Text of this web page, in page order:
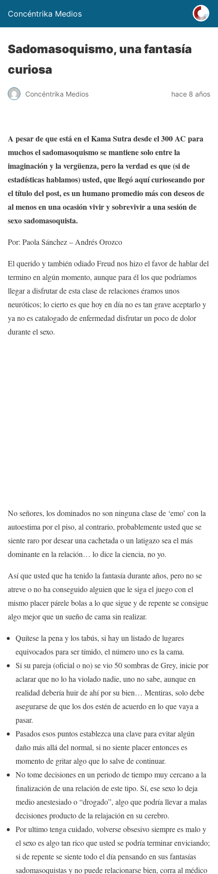
Concéntrika Medios
Sadomasoquismo, una fantasía
curiosa
Concéntrika Medios hace 8 años
A pesar de que está en el Kama Sutra desde el 300 AC para
muchos el sadomasoquismo se mantiene solo entre la
imaginación y la vergüenza, pero la verdad es que (si de
estadísticas hablamos) usted, que llegó aquí curioseando por
el título del post, es un humano promedio más con deseos de
al menos en una ocasión vivir y sobrevivir a una sesión de
sexo sadomasoquista.
Por: Paola Sánchez – Andrés Orozco
El querido y también odiado Freud nos hizo el favor de hablar del
termino en algún momento, aunque para él los que podríamos
llegar a disfrutar de esta clase de relaciones éramos unos
neuróticos; lo cierto es que hoy en día no es tan grave aceptarlo y
ya no es catalogado de enfermedad disfrutar un poco de dolor
durante el sexo.
No señores, los dominados no son ninguna clase de ‘emo’ con la
autoestima por el piso, al contrario, probablemente usted que se
siente raro por desear una cachetada o un latigazo sea el más
dominante en la relación… lo dice la ciencia, no yo.
Así que usted que ha tenido la fantasía durante años, pero no se
atreve o no ha conseguido alguien que le siga el juego con el
mismo placer párele bolas a lo que sigue y de repente se consigue
algo mejor que un sueño de cama sin realizar.
Quítese la pena y los tabús, si hay un listado de lugares
equivocados para ser tímido, el número uno es la cama.
Si su pareja (oficial o no) se vio 50 sombras de Grey, inicie por
aclarar que no lo ha violado nadie, uno no sabe, aunque en
realidad debería huir de ahí por su bien… Mentiras, solo debe
asegurarse de que los dos estén de acuerdo en lo que vaya a
pasar.
Pasados esos puntos establezca una clave para evitar algún
daño más allá del normal, si no siente placer entonces es
momento de gritar algo que lo salve de continuar.
No tome decisiones en un periodo de tiempo muy cercano a la
finalización de una relación de este tipo. Sí, ese sexo lo deja
medio anestesiado o “drogado”, algo que podría llevar a malas
decisiones producto de la relajación en su cerebro.
Por ultimo tenga cuidado, volverse obsesivo siempre es malo y
el sexo es algo tan rico que usted se podría terminar enviciando;
si de repente se siente todo el día pensando en sus fantasías
sadomasoquistas y no puede relacionarse bien, corra al médico